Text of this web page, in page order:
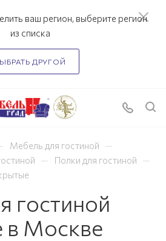
ваш регион, выберите регион
из списка
ДРУГОЙ
Мебель для гостиной —
— Полки для гостиной —
гостиной
в Москве